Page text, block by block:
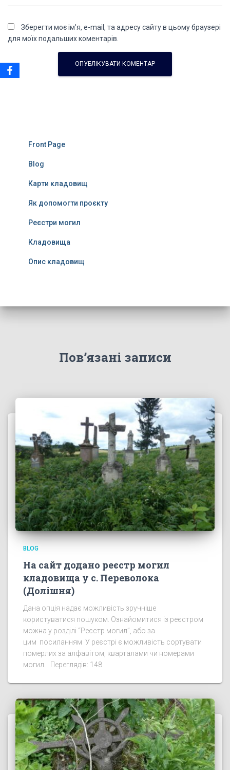
Зберегти моє ім'я, e-mail, та адресу сайту в цьому браузері
для моїх подальших коментарів.
Front Page
Blog
Карти кладовищ
Як допомогти проєкту
Реєстри могил
Кладовища
Опис кладовищ
Пов’язані записи
BLOG
На сайт додано реєстр могил
кладовища у с. Переволока
(Долішня)
Дана опція надає можливість зручніше
користуватися пошуком. Ознайомитися із реєстром
можна у розділі “Реєстр могил”, або за
цим посиланням У реєстрі є можливість сортувати
померлих за алфавітом, кварталами чи номерами
могил. Переглядів: 148